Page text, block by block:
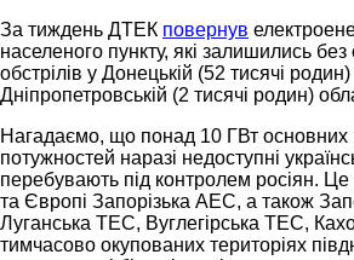
За тиждень ДТЕК повернув
населеного пункту, які залишились без
обстрілів у Донецькій (52 тисячі родин)
Дніпропетровській (2 тисячі родин)
Нагадаємо, що понад 10 ГВт основних
потужностей наразі недоступні
перебувають під контролем росіян. Це
та Європі Запорізька АЕС, а також
Луганська ТЕС, Вуглегірська ТЕС,
тимчасово окупованих територіях